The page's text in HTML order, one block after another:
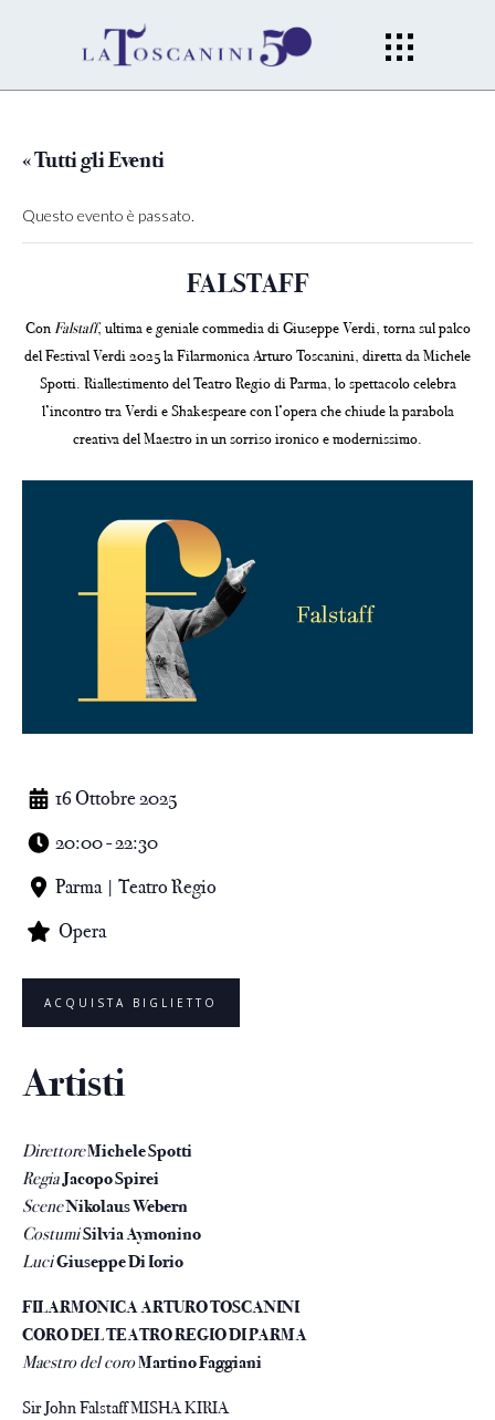
« Tutti gli Eventi
Questo evento è passato.
FALSTAFF
ConFalstaff, ultima e geniale commedia di Giuseppe Verdi, torna sul palco
del Festival Verdi 2025 la Filarmonica Arturo Toscanini, diretta da Michele
Spotti. Riallestimento del Teatro Regio di Parma, lo spettacolo celebra
l’incontro tra Verdi e Shakespeare con l’opera che chiude la parabola
creativa del Maestro in un sorriso ironico e modernissimo.
16 Ottobre 2025
20:00 - 22:30
Parma | Teatro Regio
Opera
ACQUISTA BIGLIETTO
Artisti
DirettoreMichele Spotti
RegiaJacopo Spirei
SceneNikolaus Webern
CostumiSilvia Aymonino
LuciGiuseppe Di Iorio
FILARMONICA ARTURO TOSCANINI
CORO DEL TEATRO REGIO DI PARMA
Maestro del coroMartino Faggiani
Sir John Falstaff MISHA KIRIA